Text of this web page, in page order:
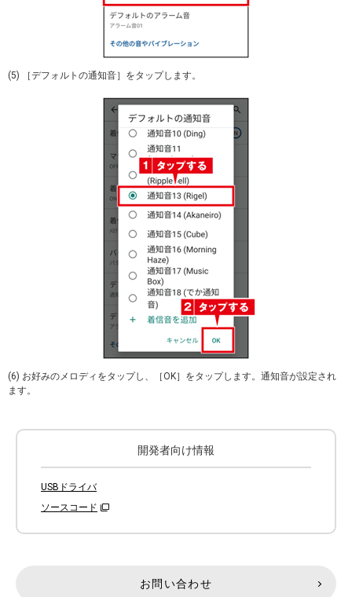
(5) ［デフォルトの通知音］をタップします。
(6) お好みのメロディをタップし、［OK］をタップします。通知音が設定され
ます。
開発者向け情報
USBドライバ
ソースコード
お問い合わせ